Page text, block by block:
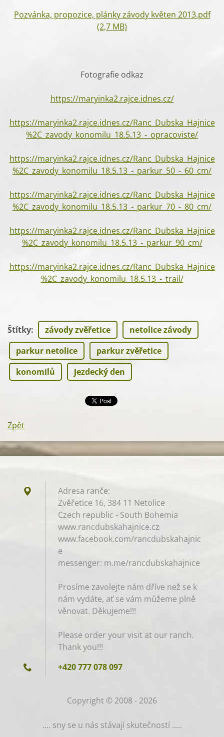
Pozvánka, propozice, plánky závody květen 2013.pdf
(2,7 MB)
Fotografie odkaz
https://maryinka2.rajce.idnes.cz/
https://maryinka2.rajce.idnes.cz/Ranc_Dubska_Hajnice
%2C_zavody_konomilu_18.5.13_-_opracoviste/
https://maryinka2.rajce.idnes.cz/Ranc_Dubska_Hajnice
%2C_zavody_konomilu_18.5.13_-_parkur_50_-_60_cm/
https://maryinka2.rajce.idnes.cz/Ranc_Dubska_Hajnice
%2C_zavody_konomilu_18.5.13_-_parkur_70_-_80_cm/
https://maryinka2.rajce.idnes.cz/Ranc_Dubska_Hajnice
%2C_zavody_konomilu_18.5.13_-_parkur_90_cm/
https://maryinka2.rajce.idnes.cz/Ranc_Dubska_Hajnice
%2C_zavody_konomilu_18.5.13_-_trail/
Štítky: závody zvěřetice
netolice závody
parkur netolice
parkur zvěřetice
konomilů
jezdecký den
Zpět
Adresa ranče:
Zvěřetice 16, 384 11 Netolice
Czech republic - South Bohemia
www.rancdubskahajnice.cz
www.facebook.com/rancdubskahajnic
e
messenger: m.me/rancdubskahajnice
Prosíme zavolejte nám dříve než se k
nám vydáte, ať se vám můžeme plně
věnovat. Děkujeme!!!
Please order your visit at our ranch.
Thank you!!!
+420 777 078 097
Copyright © 2008 - 2026
.... sny se u nás stávají skutečností .....